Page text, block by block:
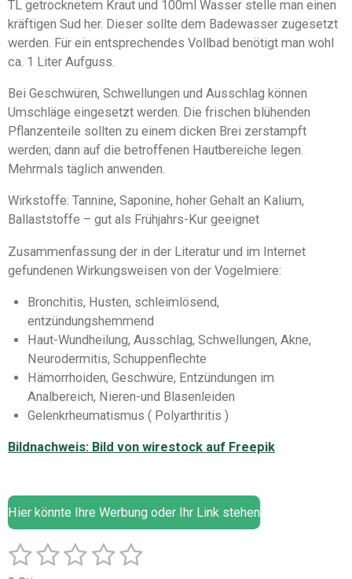
TL getrocknetem Kraut und 100ml Wasser stelle man einen
kräftigen Sud her. Dieser sollte dem Badewasser zugesetzt
werden. Für ein entsprechendes Vollbad benötigt man wohl
ca. 1 Liter Aufguss.
Bei Geschwüren, Schwellungen und Ausschlag können
Umschläge eingesetzt werden. Die frischen blühenden
Pflanzenteile sollten zu einem dicken Brei zerstampft
werden; dann auf die betroffenen Hautbereiche legen.
Mehrmals täglich anwenden.
Wirkstoffe: Tannine, Saponine, hoher Gehalt an Kalium,
Ballaststoffe – gut als Frühjahrs-Kur geeignet
Zusammenfassung der in der Literatur und im Internet
gefundenen Wirkungsweisen von der Vogelmiere:
Bronchitis, Husten, schleimlösend,
entzündungshemmend
Haut-Wundheilung, Ausschlag, Schwellungen, Akne,
Neurodermitis, Schuppenflechte
Hämorrhoiden, Geschwüre, Entzündungen im
Analbereich, Nieren-und Blasenleiden
Gelenkrheumatismus ( Polyarthritis )
Bildnachweis: Bild von wirestock auf Freepik
Hier könnte Ihre Werbung oder Ihr Link stehen
B
e
1 2 3 4 5
B